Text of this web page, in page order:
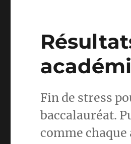
Fin de stress
baccalauréat.
comme chaque